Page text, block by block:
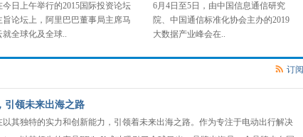
今日上午举行的2015国际投资论坛
旨论坛上，阿里巴巴董事局主席马
就全球化及全球..
6月4日至5日，由中国信息通信研究
院、中国通信标准化协会主办的2019
大数据产业峰会在..
订阅
引领未来出海之路
以其独特的实力和创新能力，引领着未来出海之路。作为专注于电动出行解决